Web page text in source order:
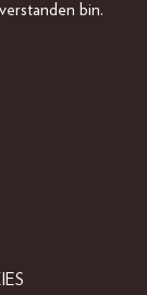
bin.